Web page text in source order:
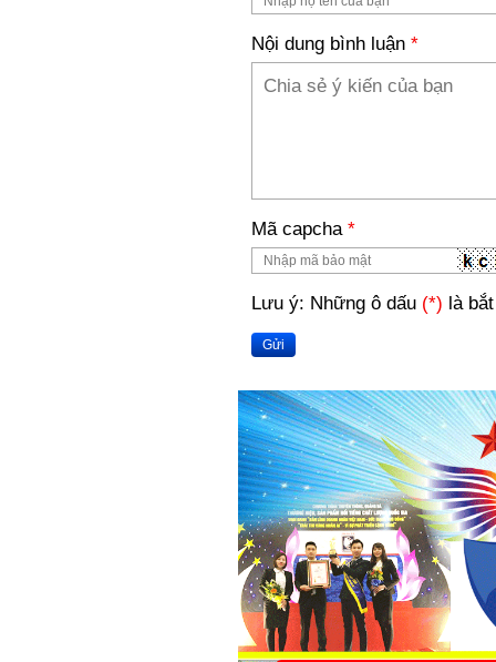
Nội dung bình luận *
Mã capcha *
Lưu ý: Những ô dấu (*) là
Gửi